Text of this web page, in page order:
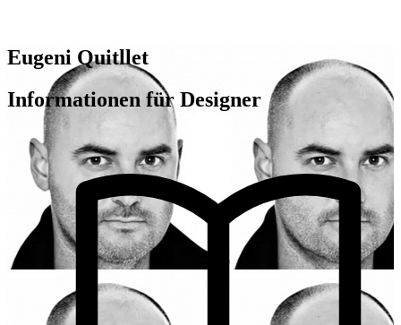
Eugeni Quitllet
Informationen für Designer